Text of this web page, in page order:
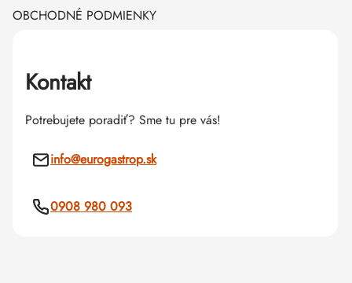
OBCHODNÉ PODMIENKY
Kontakt
Potrebujete poradiť? Sme tu pre vás!
info@eurogastrop.sk
0908 980 093